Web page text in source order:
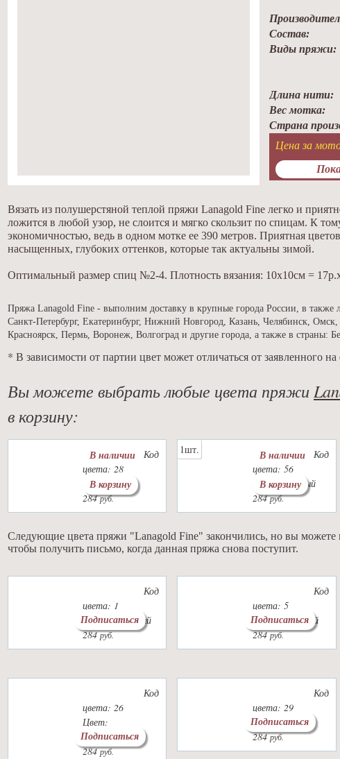
Состав:
Виды пряжи:
Длина нити:
Вес мотка:
Страна
Цена за
Вязать из полушерстяной теплой пряжи Lanagold Fine легко и
ложится в любой узор, не слоится и мягко скользит по спицам. К
экономичностью, ведь в одном мотке ее 390 метров. Приятная
насыщенных, глубоких оттенков, которые так актуальны зимой.
Оптимальный размер спиц №2-4. Плотность вязания: 10х10см =
Пряжа Lanagold Fine - выполним доставку в крупные города России, в также
Санкт-Петербург, Екатеринбург, Нижний Новгород, Казань, Челябинск,
Красноярск, Пермь, Воронеж, Волгоград и другие города, а также в страны:
* В зависимости от партии цвет может отличаться от заявленного на
Вы можете выбрать любые цвета пряжи
в корзину:
Код
цвета: 28
Цвет: роза
284руб.
В наличии
В корзину
1шт.
Код
цвета: 56
Цвет: красный
284руб.
В наличии
В корзину
Следующие цвета пряжи "Lanagold Fine" закончились, но вы можете
чтобы получить письмо, когда данная пряжа снова поступит.
Код
цвета: 1
Цвет: кремовый
284руб.
Подписаться
Код
цвета: 5
Цвет: бежевый
284руб.
Подписаться
Код
цвета: 26
Цвет:
т.коричневый
284руб.
Подписаться
Код
цвета: 29
Цвет: хаки
284руб.
Подписаться